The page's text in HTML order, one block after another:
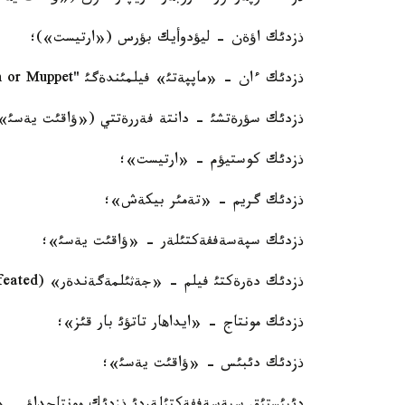
ذزدئك اؤةن - ليؤدوأيك بؤرس («ارتيست»)؛
ذزدئك ءان - «ماپپةتئ» فيلمئندةگئ "Man or Muppet"؛
ذزدئك سؤرةتشئ - دانتة فةررةتتي («ؤاقئت
ذزدئك كوستيؤم - «ارتيست»؛
ذزدئك گريم - «تةمئر بيكةش»؛
ذزدئك سپةسةففةكتئلةر - «ؤاقئت يةسئ»؛
ذزدئك دةرةكتئ فيلم - «جةثئلمةگةندةر» (Undefeated)؛
ذزدئك مونتاج - «ايداهار تاتؤئ بار قئز»؛
ذزدئك دئبئس - «ؤاقئت يةسئ»؛